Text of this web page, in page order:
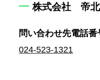
株式会社 帝北
問い合わせ先電話番
024-523-1321